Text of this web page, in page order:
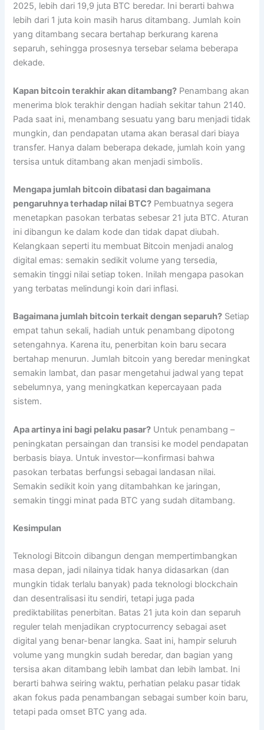
2025, lebih dari 19,9 juta BTC beredar. Ini berarti bahwa
lebih dari 1 juta koin masih harus ditambang. Jumlah koin
yang ditambang secara bertahap berkurang karena
separuh, sehingga prosesnya tersebar selama beberapa
dekade.
Kapan bitcoin terakhir akan ditambang? Penambang akan
menerima blok terakhir dengan hadiah sekitar tahun 2140.
Pada saat ini, menambang sesuatu yang baru menjadi tidak
mungkin, dan pendapatan utama akan berasal dari biaya
transfer. Hanya dalam beberapa dekade, jumlah koin yang
tersisa untuk ditambang akan menjadi simbolis.
Mengapa jumlah bitcoin dibatasi dan bagaimana
pengaruhnya terhadap nilai BTC? Pembuatnya segera
menetapkan pasokan terbatas sebesar 21 juta BTC. Aturan
ini dibangun ke dalam kode dan tidak dapat diubah.
Kelangkaan seperti itu membuat Bitcoin menjadi analog
digital emas: semakin sedikit volume yang tersedia,
semakin tinggi nilai setiap token. Inilah mengapa pasokan
yang terbatas melindungi koin dari inflasi.
Bagaimana jumlah bitcoin terkait dengan separuh? Setiap
empat tahun sekali, hadiah untuk penambang dipotong
setengahnya. Karena itu, penerbitan koin baru secara
bertahap menurun. Jumlah bitcoin yang beredar meningkat
semakin lambat, dan pasar mengetahui jadwal yang tepat
sebelumnya, yang meningkatkan kepercayaan pada
sistem.
Apa artinya ini bagi pelaku pasar? Untuk penambang –
peningkatan persaingan dan transisi ke model pendapatan
berbasis biaya. Untuk investor—konfirmasi bahwa
pasokan terbatas berfungsi sebagai landasan nilai.
Semakin sedikit koin yang ditambahkan ke jaringan,
semakin tinggi minat pada BTC yang sudah ditambang.
Kesimpulan
Teknologi Bitcoin dibangun dengan mempertimbangkan
masa depan, jadi nilainya tidak hanya didasarkan (dan
mungkin tidak terlalu banyak) pada teknologi blockchain
dan desentralisasi itu sendiri, tetapi juga pada
prediktabilitas penerbitan. Batas 21 juta koin dan separuh
reguler telah menjadikan cryptocurrency sebagai aset
digital yang benar-benar langka. Saat ini, hampir seluruh
volume yang mungkin sudah beredar, dan bagian yang
tersisa akan ditambang lebih lambat dan lebih lambat. Ini
berarti bahwa seiring waktu, perhatian pelaku pasar tidak
akan fokus pada penambangan sebagai sumber koin baru,
tetapi pada omset BTC yang ada.